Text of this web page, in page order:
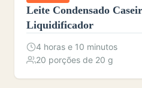
Leite Condensado
Liquidificador
4 horas e 10 minutos
20 porções de 20 g